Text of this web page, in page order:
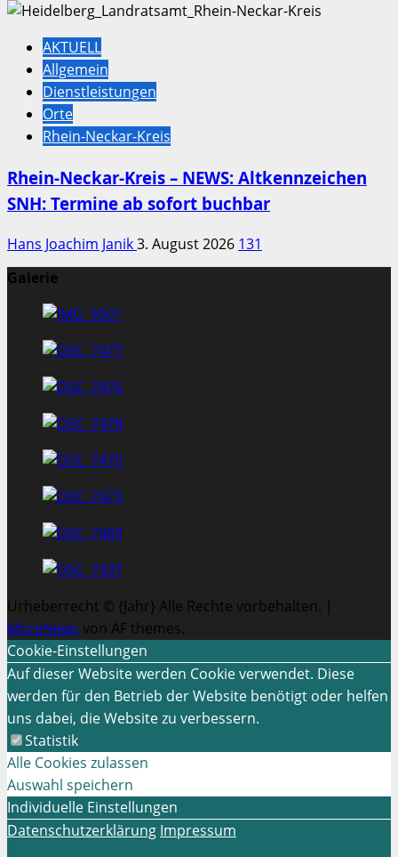
AKTUELL
Allgemein
Dienstleistungen
Orte
Rhein-Neckar-Kreis
Rhein-Neckar-Kreis – NEWS: Altkennzeichen
SNH: Termine ab sofort buchbar
Hans Joachim Janik3. August 2026 131
Galerie
Urheberrecht © {Jahr} Alle Rechte vorbehalten. |
MoreNews von AF themes.
Cookie-Einstellungen
Auf dieser Website werden Cookie verwendet. Diese
werden für den Betrieb der Website benötigt oder helfen
uns dabei, die Website zu verbessern.
Statistik
Alle Cookies zulassen
Auswahl speichern
Individuelle Einstellungen
Datenschutzerklärung Impressum